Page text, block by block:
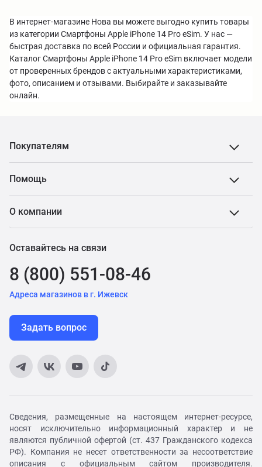
В интернет-магазине Нова вы можете выгодно купить товары
из категории Смартфоны Apple iPhone 14 Pro eSim. У нас —
быстрая доставка по всей России и официальная гарантия.
Каталог Смартфоны Apple iPhone 14 Pro eSim включает модели
от проверенных брендов с актуальными характеристиками,
фото, описанием и отзывами. Выбирайте и заказывайте
онлайн.
Покупателям
Помощь
О компании
Оставайтесь на связи
8 (800) 551-08-46
Адреса магазинов в г. Ижевск
Задать вопрос
Сведения, размещенные на настоящем интернет-ресурсе,
носят исключительно информационный характер и не
являются публичной офертой (ст. 437 Гражданского кодекса
РФ). Компания не несет ответственности за несоответствие
описания с официальным сайтом производителя.